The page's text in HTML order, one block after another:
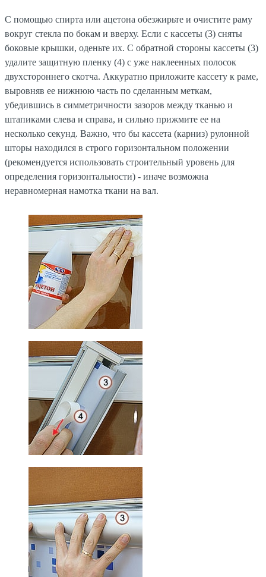
С помощью спирта или ацетона обезжирьте и очистите раму
вокруг стекла по бокам и вверху. Если с кассеты (3) сняты
боковые крышки, оденьте их. С обратной стороны кассеты (3)
удалите защитную пленку (4) с уже наклеенных полосок
двухстороннего скотча. Аккуратно приложите кассету к раме,
выровняв ее нижнюю часть по сделанным меткам,
убедившись в симметричности зазоров между тканью и
штапиками слева и справа, и сильно прижмите ее на
несколько секунд. Важно, что бы кассета (карниз) рулонной
шторы находился в строго горизонтальном положении
(рекомендуется использовать строительный уровень для
определения горизонтальности) - иначе возможна
неравномерная намотка ткани на вал.